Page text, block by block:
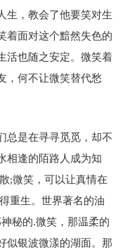
生，教会了他要笑对生
着面对这个黯然失色的
活也随之安定。微笑着
，何不让微笑替代愁
总是在寻寻觅觅，却不
相逢的陌路人成为知
;微笑，可以让真情在
重生。世界著名的油
秘的.微笑，那温柔的
似银波微漾的湖面。那